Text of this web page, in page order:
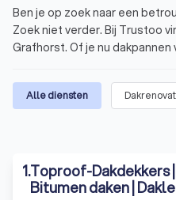
Ben je op zoek naar een
Zoek niet verder. Bij Trustoo
Grafhorst. Of je nu
ons ben je er zeker van dat je
past bij jouw klus. Op onze
gemiddelde score van 8.8 op
buurt en kies jouw favoriet.
Wat is een dakdekker?
Alle diensten
1.Toproof-Dakdekkers
Bitumen daken |